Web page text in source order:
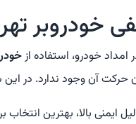
خودروبر
خودرو، استفاده از
آن وجود ندارد. در این
ایمنی بالا، بهترین